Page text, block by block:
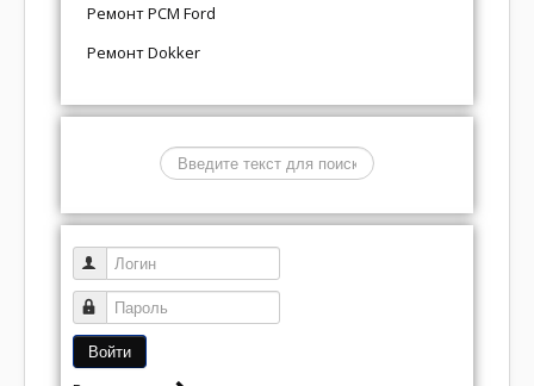
Ремонт PCM Ford
Ремонт Dokker
Логин
Пароль
Войти